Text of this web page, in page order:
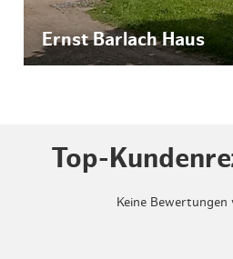
Ernst Barlach Haus
Top-
Keine Bewertungen